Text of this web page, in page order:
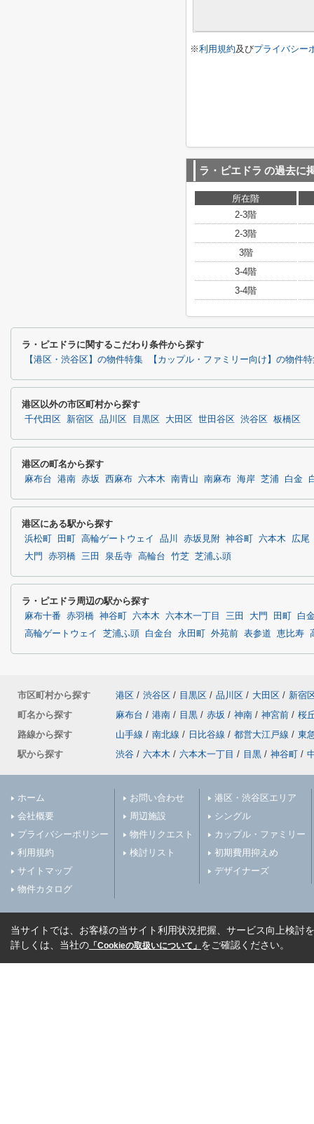
※利用規約及びプライバシー
ラ・ピエドラ の過去に
所在階
2-3階
2-3階
3階
3-4階
3-4階
ラ・ピエドラに関するこだわり条件から探す
【港区・渋谷区】の物件特集 【カップル・ファミリー向け】の物件
港区以外の市区町村から探す
千代田区 新宿区 品川区 目黒区 大田区 世田谷区 渋谷区 板橋区
港区の町名から探す
麻布台 港南 赤坂 西麻布 六本木 南青山 南麻布 海岸 芝浦 白金
港区にある駅から探す
浜松町 田町 高輪ゲートウェイ 品川 赤坂見附 神谷町 六本木
広尾
大門
赤羽橋 三田 泉岳寺 高輪台 竹芝 芝浦ふ頭
ラ・ピエドラ周辺の駅から探す
麻布十番 赤羽橋 神谷町 六本木 六本木一丁目 三田 大門 田町
白
高輪ゲートウェイ
芝浦ふ頭 白金台 永田町 外苑前 表参道 恵比寿
市区町村から探す 港区 / 渋谷区 / 目黒区 / 品川区 / 大田区 / 新宿
町名から探す
麻布台 / 港南 / 目黒 / 赤坂 / 神南 / 神宮前 / 桜
路線から探す
山手線 / 南北線 / 日比谷線 / 都営大江戸線 / 東
駅から探す
渋谷 / 六本木 / 六本木一丁目 / 目黒 / 神谷町 /
ホーム
会社概要
プライバシーポリシー
利用規約
サイトマップ
物件カタログ
お問い合わせ
周辺施設
物件リクエスト
検討リスト
港区・渋谷区エリア
シングル
カップル・ファミリー
初期費用抑えめ
デザイナーズ
当サイトでは、お客様の当サイト利用状況把握、サービス向上検討
詳しくは、当社の 「Cookieの取扱いについて」 をご確認ください。